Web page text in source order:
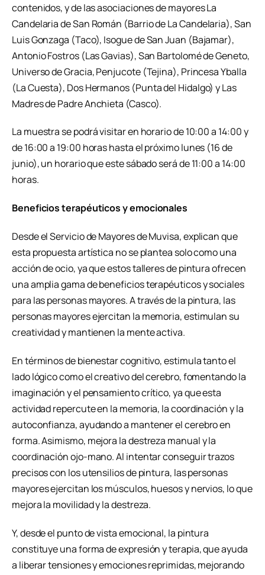
contenidos, y de las asociaciones de mayores La
Candelaria de San Román (Barrio de La Candelaria), San
Luis Gonzaga (Taco), Isogue de San Juan (Bajamar),
Antonio Fostros (Las Gavias), San Bartolomé de Geneto,
Universo de Gracia, Penjucote (Tejina), Princesa Yballa
(La Cuesta), Dos Hermanos (Punta del Hidalgo) y Las
Madres de Padre Anchieta (Casco).
La muestra se podrá visitar en horario de 10:00 a 14:00 y
de 16:00 a 19:00 horas hasta el próximo lunes (16 de
junio), un horario que este sábado será de 11:00 a 14:00
horas.
Beneficios terapéuticos y emocionales
Desde el Servicio de Mayores de Muvisa, explican que
esta propuesta artística no se plantea solo como una
acción de ocio, ya que estos talleres de pintura ofrecen
una amplia gama de beneficios terapéuticos y sociales
para las personas mayores. A través de la pintura, las
personas mayores ejercitan la memoria, estimulan su
creatividad y mantienen la mente activa.
En términos de bienestar cognitivo, estimula tanto el
lado lógico como el creativo del cerebro, fomentando la
imaginación y el pensamiento crítico, ya que esta
actividad repercute en la memoria, la coordinación y la
autoconfianza, ayudando a mantener el cerebro en
forma. Asimismo, mejora la destreza manual y la
coordinación ojo-mano. Al intentar conseguir trazos
precisos con los utensilios de pintura, las personas
mayores ejercitan los músculos, huesos y nervios, lo que
mejora la movilidad y la destreza.
Y, desde el punto de vista emocional, la pintura
constituye una forma de expresión y terapia, que ayuda
a liberar tensiones y emociones reprimidas, mejorando